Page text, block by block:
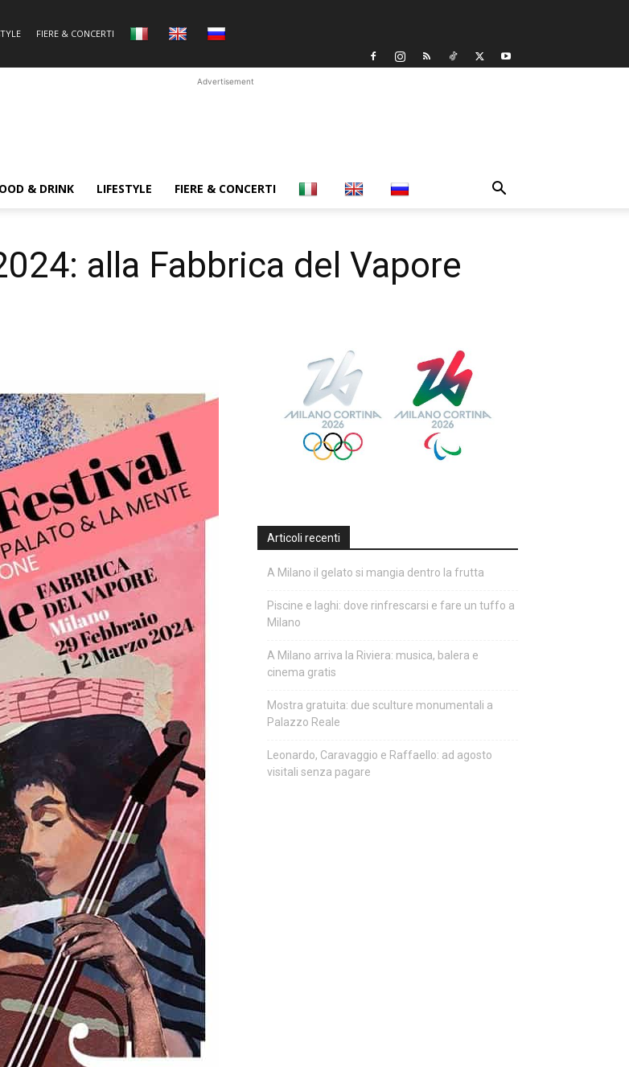
FIERE & CONCERTI
Advertisement
& DRINK LIFESTYLE FIERE & CONCERTI
alla Fabbrica del Vapore
Articoli recenti
A Milano il gelato si mangia dentro la frutta
Piscine e laghi: dove rinfrescarsi e fare un tuffo a
Milano
A Milano arriva la Riviera: musica, balera e
cinema gratis
Mostra gratuita: due sculture monumentali a
Palazzo Reale
Leonardo, Caravaggio e Raffaello: ad agosto
visitali senza pagare